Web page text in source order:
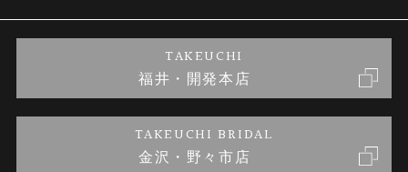
婚約ネックレス
金・プラチナのお取引
ブランドリスト
金澤指輪工房｜手作りペアリング
金澤指輪工房｜手作り結婚指輪 and 婚約指輪
お客様の声
プライバシーポリシー
TAKEUCHI
福井・開発本店
TAKEUCHI BRIDAL
金沢・野々市店